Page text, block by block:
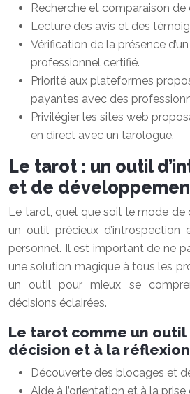
Recherche et comparaison de
Lecture des avis et des
Vérification de la présence
professionnel certifié.
Priorité aux plateformes
payantes avec des
Privilégier les sites web
en direct avec un tarologue.
Le tarot : un outil
et de
Le tarot, quel que soit le mode
un outil précieux
personnel. Il est important de ne
une solution magique à tous les
un outil pour mieux se
décisions éclairées.
Le tarot comme un outil
décision et à la
Découverte des blocages et
Aide à l’orientation et à la